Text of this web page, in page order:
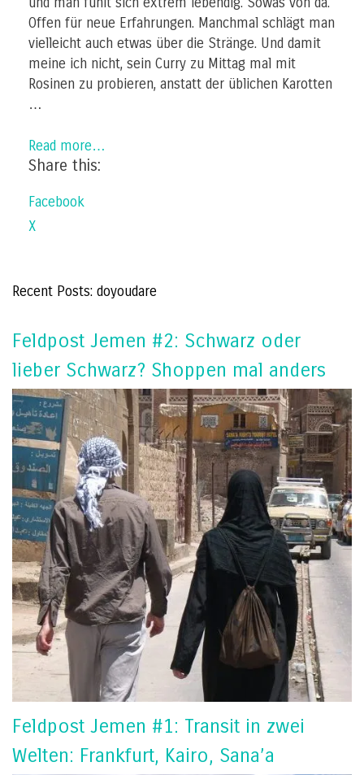
Offen für neue Erfahrungen. Manchmal schlägt man
vielleicht auch etwas über die Stränge. Und damit
meine ich nicht, sein Curry zu Mittag mal mit
Rosinen zu probieren, anstatt der üblichen Karotten
…
Read more…
Share this:
Facebook
X
Recent Posts: doyoudare
Feldpost Jemen #2: Schwarz oder
lieber Schwarz? Shoppen mal anders
Feldpost Jemen #1: Transit in zwei
Welten: Frankfurt, Kairo, Sana’a